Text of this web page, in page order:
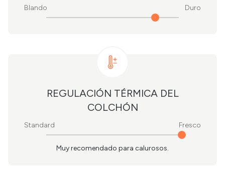
Blando Duro
REGULACIÓN TÉRMICA DEL
COLCHÓN
Standard Fresco
Muy recomendado para calurosos.